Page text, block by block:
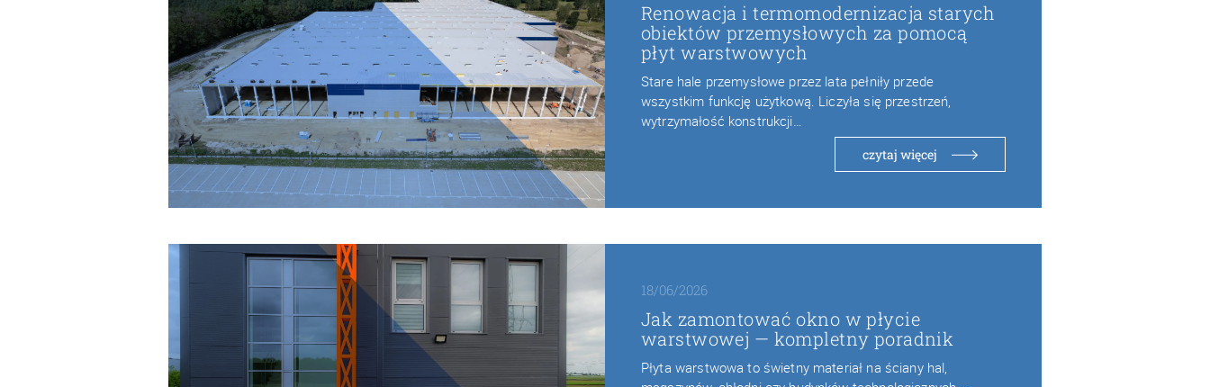
Renowacja i termomodernizacja starych
obiektów przemysłowych za pomocą
płyt warstwowych
Stare hale przemysłowe przez lata pełniły przede
wszystkim funkcję użytkową. Liczyła się przestrzeń,
wytrzymałość konstrukcji…
czytaj więcej
18/06/2026
Jak zamontować okno w płycie
warstwowej — kompletny poradnik
Płyta warstwowa to świetny materiał na ściany hal,